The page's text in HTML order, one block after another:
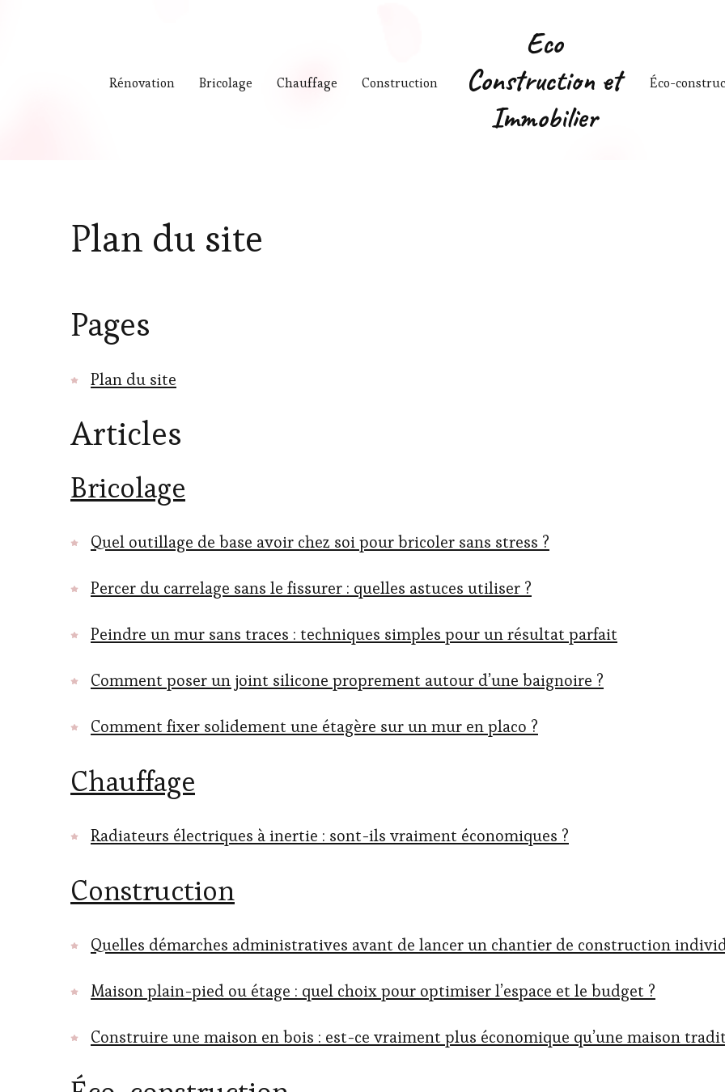
Rénovation Bricolage Chauffage Construction Éco-
Eco
Construction et
Immobilier
Plan du site
Pages
Plan du site
Articles
Bricolage
Quel outillage de base avoir chez soi pour bricoler sans stress ?
Percer du carrelage sans le fissurer : quelles astuces utiliser ?
Peindre un mur sans traces : techniques simples pour un résultat parfait
Comment poser un joint silicone proprement autour d’une baignoire ?
Comment fixer solidement une étagère sur un mur en placo ?
Chauffage
Radiateurs électriques à inertie : sont-ils vraiment économiques ?
Construction
Quelles démarches administratives avant de lancer un chantier de construction
Maison plain-pied ou étage : quel choix pour optimiser l’espace et le budget ?
Construire une maison en bois : est-ce vraiment plus économique qu’une maison